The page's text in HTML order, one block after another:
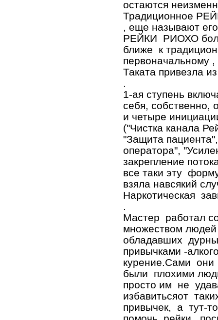
остаются
Традиционное
, еще называют
РЕЙКИ РИОХО
ближе к
первоначальному
Таката привезла
.
1-ая ступень
себя, собственно,
и четыре
("Чистка канала
"Защита
оператора",
закрепление
все таки эту
взяла навсякий
Наркотическая
.
Мастер работал
множеством
обладавших
привычками -
курение.Сами
были плохими
просто им не
избавитьсяот
привычек, а тут-